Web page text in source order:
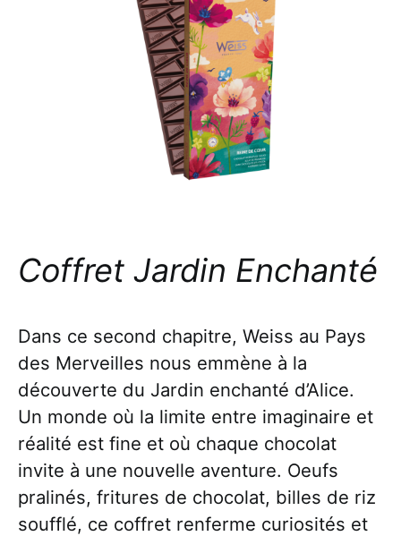
Coffret Jardin Enchanté
Dans ce second chapitre, Weiss au Pays
des Merveilles nous emmène à la
découverte du Jardin enchanté d’Alice.
Un monde où la limite entre imaginaire et
réalité est fine et où chaque chocolat
invite à une nouvelle aventure. Oeufs
pralinés, fritures de chocolat, billes de riz
soufflé, ce coffret renferme curiosités et